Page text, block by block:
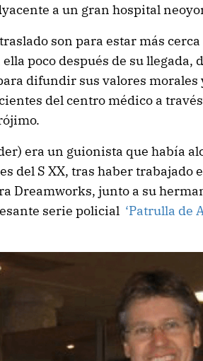
a un gran hospital
son para estar más cerca
poco después de su llegada,
difundir sus valores
del centro médico a
era un guionista que había
del S XX, tras haber trabajado
Dreamworks, junto a su
serie policial ‘Patrulla de